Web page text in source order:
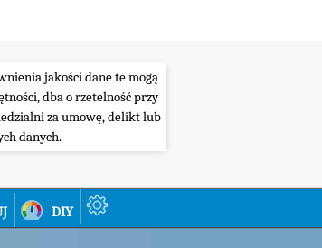
jakości dane te mogą
dba o rzetelność przy
za umowę, delikt lub
danych.
diy